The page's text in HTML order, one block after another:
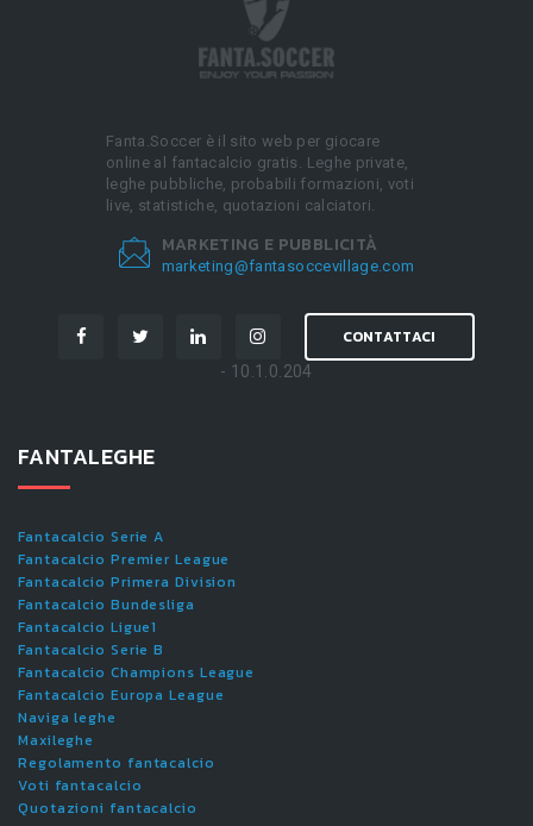
Fanta.Soccer è il sito web per giocare
online al fantacalcio gratis. Leghe private,
leghe pubbliche, probabili formazioni, voti
live, statistiche, quotazioni calciatori.
MARKETING E PUBBLICITÀ
marketing@fantasoccevillage.com
CONTATTACI
- 10.1.0.204
FANTALEGHE
Fantacalcio Serie A
Fantacalcio Premier League
Fantacalcio Primera Division
Fantacalcio Bundesliga
Fantacalcio Ligue1
Fantacalcio Serie B
Fantacalcio Champions League
Fantacalcio Europa League
Naviga leghe
Maxileghe
Regolamento fantacalcio
Voti fantacalcio
Quotazioni fantacalcio